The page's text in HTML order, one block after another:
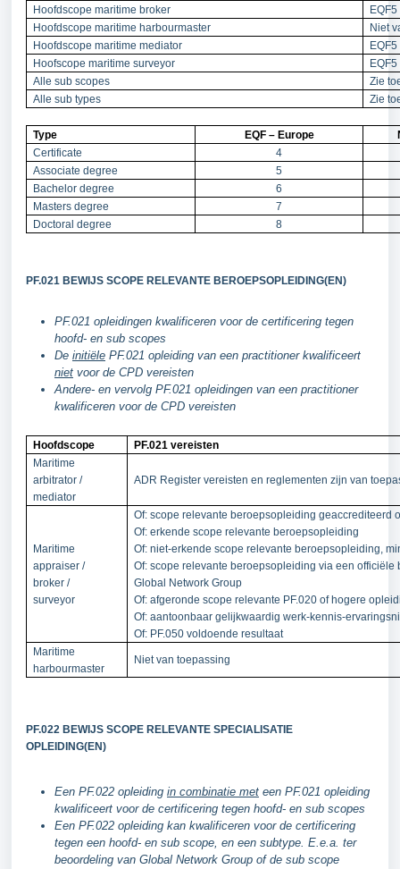
Hoofdscope maritime broker
Hoofdscope maritime harbourmaster
Niet
Hoofdscope maritime mediator
Hoofscope maritime surveyor
Alle sub scopes
Zie
Alle sub types
Zie
Type EQF – Europe
Certificate
4
Associate degree
5
Bachelor degree
6
Masters degree
7
Doctoral degree
8
PF.021 BEWIJS SCOPE RELEVANTE BEROEPSOPLEIDING(EN)
PF.021 opleidingen kwalificeren voor de certificering tegen
hoofd- en sub scopes
De initiële PF.021 opleiding van een practitioner kwalificeert
niet voor de CPD vereisten
Andere- en vervolg PF.021 opleidingen van een practitioner
kwalificeren voor de CPD vereisten
Hoofdscope
PF.021 vereisten
Maritime
arbitrator /
mediator
ADR Register vereisten en reglementen zijn van
Maritime
appraiser /
broker /
surveyor
Of: scope relevante beroepsopleiding geaccrediteerd
Of: erkende scope relevante beroepsopleiding
Of: niet-erkende scope relevante beroepsopleiding,
Of: scope relevante beroepsopleiding via een
Global Network Group
Of: afgeronde scope relevante PF.020 of hogere
Of: aantoonbaar gelijkwaardig werk-kennis-
Of: PF.050 voldoende resultaat
Maritime
harbourmaster
Niet van toepassing
PF.022 BEWIJS SCOPE RELEVANTE SPECIALISATIE
OPLEIDING(EN)
Een PF.022 opleiding in combinatie met een PF.021 opleiding
kwalificeert voor de certificering tegen hoofd- en sub scopes
Een PF.022 opleiding kan kwalificeren voor de certificering
tegen een hoofd- en sub scope, en een subtype. E.e.a. ter
beoordeling van Global Network Group of de sub scope